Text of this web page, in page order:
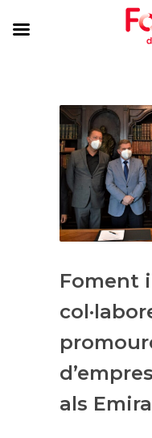
Foment i
als